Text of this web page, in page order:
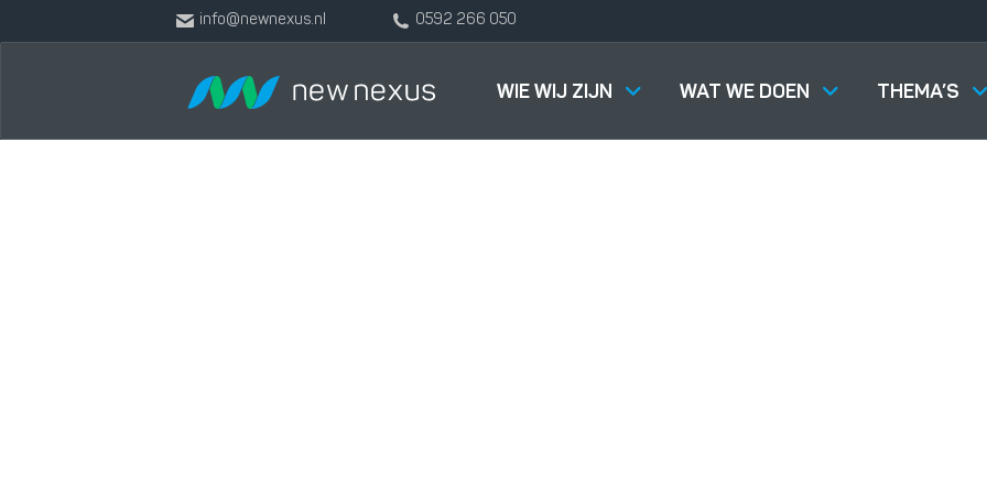
info@newnexus.nl 0592 266 050
WIE WIJ ZIJN WAT WE DOEN THEMA’S